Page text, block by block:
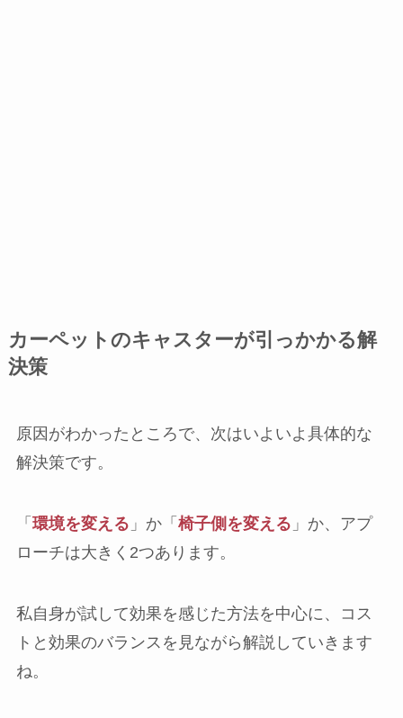
カーペットのキャスターが引っかかる解
決策
原因がわかったところで、次はいよいよ具体的な
解決策です。
「 環境を変える 」か「 椅子側を変える 」か、アプ
ローチは大きく2つあります。
私自身が試して効果を感じた方法を中心に、コス
トと効果のバランスを見ながら解説していきます
ね。